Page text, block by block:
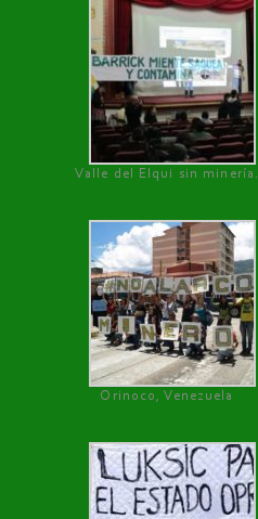
Valle del Elqui sin minería.
Orinoco, Venezuela